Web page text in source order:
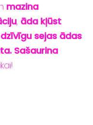
mazina
, āda kļūst
sejas ādas
Sašaurina